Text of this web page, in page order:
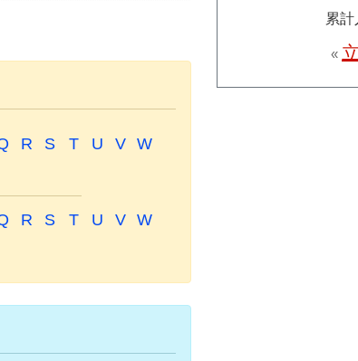
R S T U V W
R S T U V W
累計
«